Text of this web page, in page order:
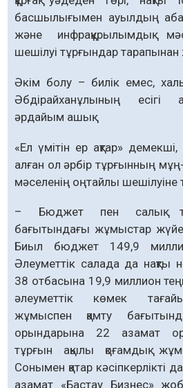
басшылығымен ауылдың
және инфрақұрылымдық
шешілуі тұрғындар
Әкім болу – билік емес,
Әбдірайханұлының есігі
әрдайым ашық.
«Ел үмітін ер ақтар»
алған ол әрбір тұрғынның мұң-
мәселенің оңтайлы шешілуіне
– Бюджет пен салық
бағытындағы жұмыстар
Биыл бюджет 149,9
Әлеуметтік салада да нақты
38 отбасына 19,9 миллион
әлеуметтік көмек
жұмыспен қамту
орындарына 22 азамат
тұрғын ақылы қоғамдық
Сонымен қатар кәсіпкерлікті
азамат «Бастау Бизнес»